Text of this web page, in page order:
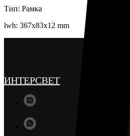
Тип: Рамка
lwh: 367x83x12 mm
ИНТЕРСВЕТ